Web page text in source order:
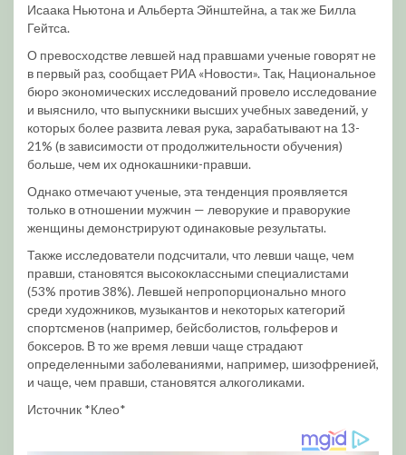
Исаака Ньютона и Альберта Эйнштейна, а так же Билла
Гейтса.
О превосходстве левшей над правшами ученые говорят не
в первый раз, сообщает РИА «Новости». Так, Национальное
бюро экономических исследований провело исследование
и выяснило, что выпускники высших учебных заведений, у
которых более развита левая рука, зарабатывают на 13-
21% (в зависимости от продолжительности обучения)
больше, чем их однокашники-правши.
Однако отмечают ученые, эта тенденция проявляется
только в отношении мужчин — леворукие и праворукие
женщины демонстрируют одинаковые результаты.
Также исследователи подсчитали, что левши чаще, чем
правши, становятся высококлассными специалистами
(53% против 38%). Левшей непропорционально много
среди художников, музыкантов и некоторых категорий
спортсменов (например, бейсболистов, гольферов и
боксеров. В то же время левши чаще страдают
определенными заболеваниями, например, шизофренией,
и чаще, чем правши, становятся алкоголиками.
Источник *Клео*